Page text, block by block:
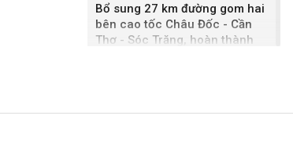
Bổ sung 27 km đường gom hai
bên cao tốc Châu Đốc - Cần
Thơ - Sóc Trăng, hoàn thành